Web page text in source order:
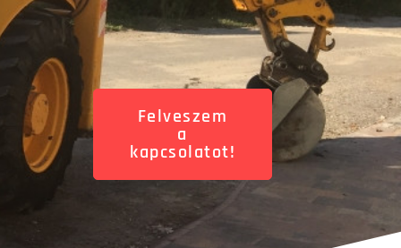
Felveszem
a
kapcsolatot!